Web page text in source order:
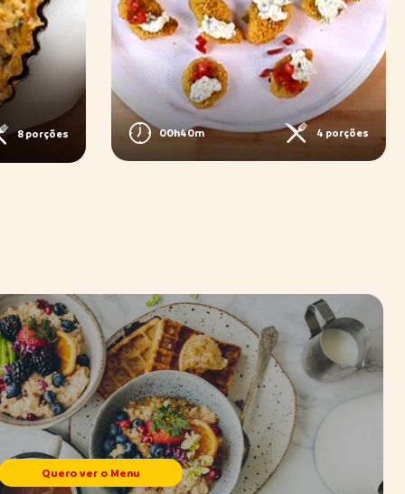
8 porções 00h40m 4 porções
Quero ver o Menu